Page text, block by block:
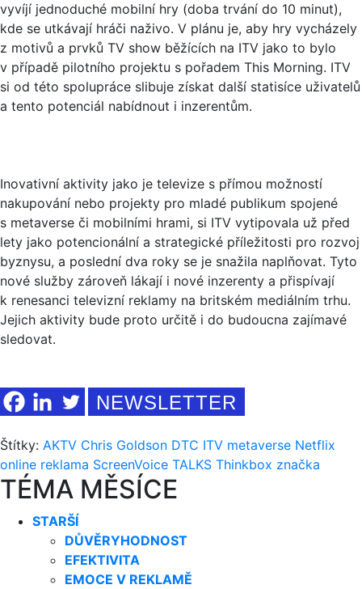
vyvíjí jednoduché mobilní hry (doba trvání do 10 minut),
kde se utkávají hráči naživo. V plánu je, aby hry vycházely
z motivů a prvků TV show běžících na ITV jako to bylo
v případě pilotního projektu s pořadem This Morning. ITV
si od této spolupráce slibuje získat další statisíce uživatelů
a tento potenciál nabídnout i inzerentům.
Inovativní aktivity jako je televize s přímou možností
nakupování nebo projekty pro mladé publikum spojené
s metaverse či mobilními hrami, si ITV vytipovala už před
lety jako potencionální a strategické příležitosti pro rozvoj
byznysu, a poslední dva roky se je snažila naplňovat. Tyto
nové služby zároveň lákají i nové inzerenty a přispívají
k renesanci televizní reklamy na britském mediálním trhu.
Jejich aktivity bude proto určitě i do budoucna zajímavé
sledovat.
NEWSLETTER
Štítky: AKTV Chris Goldson DTC ITV metaverse Netflix
online reklama ScreenVoice TALKS Thinkbox značka
TÉMA MĚSÍCE
STARŠÍ
DŮVĚRYHODNOST
EFEKTIVITA
EMOCE V REKLAMĚ